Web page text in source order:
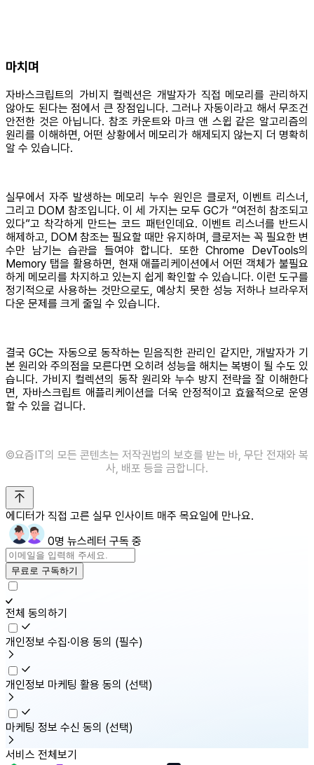
마치며
자바스크립트의 가비지 컬렉션은 개발자가 직접 메모리를 관리하지
않아도 된다는 점에서 큰 장점입니다. 그러나 자동이라고 해서 무조건
안전한 것은 아닙니다. 참조 카운트와 마크 앤 스윕 같은 알고리즘의
원리를 이해하면, 어떤 상황에서 메모리가 해제되지 않는지 더 명확히
알 수 있습니다.
실무에서 자주 발생하는 메모리 누수 원인은 클로저, 이벤트 리스너,
그리고 DOM 참조입니다. 이 세 가지는 모두 GC가 “여전히 참조되고
있다”고 착각하게 만드는 코드 패턴인데요. 이벤트 리스너를 반드시
해제하고, DOM 참조는 필요할 때만 유지하며, 클로저는 꼭 필요한 변
수만 남기는 습관을 들여야 합니다. 또한 Chrome DevTools의
Memory 탭을 활용하면, 현재 애플리케이션에서 어떤 객체가 불필요
하게 메모리를 차지하고 있는지 쉽게 확인할 수 있습니다. 이런 도구를
정기적으로 사용하는 것만으로도, 예상치 못한 성능 저하나 브라우저
다운 문제를 크게 줄일 수 있습니다.
결국 GC는 자동으로 동작하는 믿음직한 관리인 같지만, 개발자가 기
본 원리와 주의점을 모른다면 오히려 성능을 해치는 복병이 될 수도 있
습니다. 가비지 컬렉션의 동작 원리와 누수 방지 전략을 잘 이해한다
면, 자바스크립트 애플리케이션을 더욱 안정적이고 효율적으로 운영
할 수 있을 겁니다.
©️요즘IT의 모든 콘텐츠는 저작권법의 보호를 받는 바, 무단 전재와 복
사, 배포 등을 금합니다.
에디터가 직접 고른 실무 인사이트 매주 목요일에 만나요.
0명 뉴스레터 구독 중
무료로 구독하기
전체 동의하기
개인정보 수집·이용 동의 (필수)
개인정보 마케팅 활용 동의 (선택)
마케팅 정보 수신 동의 (선택)
서비스 전체보기